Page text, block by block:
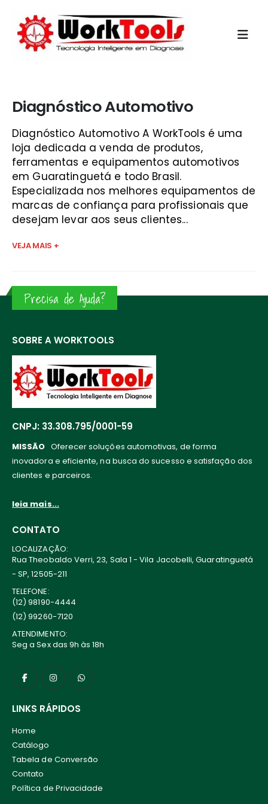
Diagnóstico Automotivo
Diagnóstico Automotivo A WorkTools é uma
loja dedicada a venda de produtos,
ferramentas e equipamentos automotivos
em Guaratinguetá e todo Brasil.
Especializada nos melhores equipamentos de
marcas de confiança para profissionais que
desejam levar aos seus clientes...
VEJA MAIS +
Precisa de Ajuda?
SOBRE A WORKTOOLS
CNPJ: 33.308.795/0001-59
MISSÃO Oferecer soluções automotivas, de forma
inovadora e eficiente, na busca do sucesso e satisfação dos
clientes e parceiros.
leia mais...
CONTATO
LOCALIZAÇÃO:
Rua Theobaldo Verri, 23, Sala 1 - Vila Jacobelli, Guaratinguetá
- SP, 12505-211
TELEFONE:
(12) 98190-4444
(12) 99260-7120
ATENDIMENTO:
Seg a Sex das 9h às 18h
LINKS RÁPIDOS
Home
Catálogo
Tabela de Conversão
Contato
Política de Privacidade